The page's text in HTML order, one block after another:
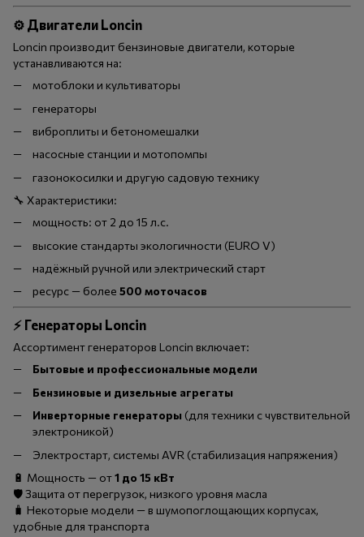
⚙️ Двигатели Loncin
Loncin производит бензиновые двигатели, которые
устанавливаются на:
мотоблоки и культиваторы
генераторы
виброплиты и бетономешалки
насосные станции и мотопомпы
газонокосилки и другую садовую технику
🔧 Характеристики:
мощность: от 2 до 15 л.с.
высокие стандарты экологичности (EURO V)
надёжный ручной или электрический старт
ресурс — более 500 моточасов
⚡ Генераторы Loncin
Ассортимент генераторов Loncin включает:
Бытовые и профессиональные модели
Бензиновые и дизельные агрегаты
Инверторные генераторы (для техники с чувствительной
электроникой)
Электростарт, системы AVR (стабилизация напряжения)
🔋 Мощность — от1 до 15 кВт
🛡 Защита от перегрузок, низкого уровня масла
🧳 Некоторые модели — в шумопоглощающих корпусах,
удобные для транспорта